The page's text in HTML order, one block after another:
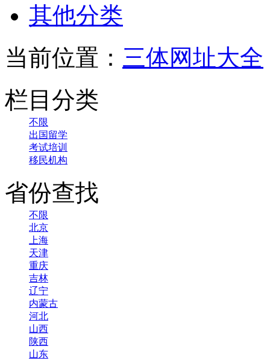
其他分类
当前位置： 三体网址大全
栏目分类
不限
出国留学
考试培训
移民机构
省份查找
不限
北京
上海
天津
重庆
吉林
辽宁
内蒙古
河北
山西
陕西
山东